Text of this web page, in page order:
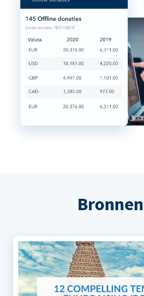
Bronnen